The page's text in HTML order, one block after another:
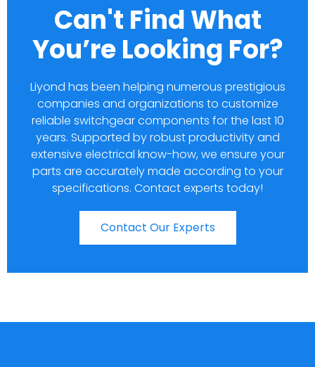
Can't Find What
You’re Looking For?
Liyond has been helping numerous prestigious
companies and organizations to customize
reliable switchgear components for the last 10
years. Supported by robust productivity and
extensive electrical know-how, we ensure your
parts are accurately made according to your
specifications. Contact experts today!
Contact Our Experts